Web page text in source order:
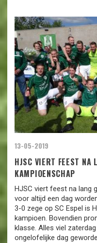
13-05-2019
HJSC VIERT FEEST NA
KAMPIOENSCHAP
HJSC viert feest na lang
voor altijd een dag
3-0 zege op SC Espel is
kampioen. Bovendien
klasse. Alles viel
ongelofelijke dag